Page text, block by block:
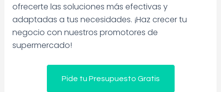
ofrecerte las soluciones más efectivas y
adaptadas a tus necesidades. ¡Haz crecer tu
negocio con nuestros promotores de
supermercado!
Pide tu Presupuesto Gratis